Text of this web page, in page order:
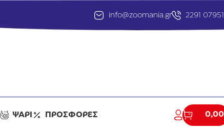
info@zoomania.gr 2291
ΨΑΡΙ ΠΡΟΣΦΟΡΕΣ 0,00